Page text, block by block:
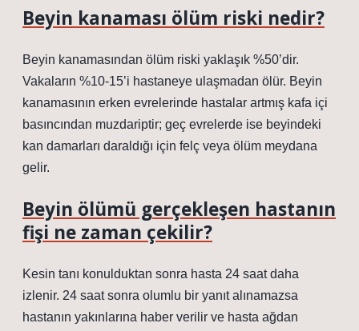
Beyin kanaması ölüm riski nedir?
Beyin kanamasından ölüm riski yaklaşık %50’dir.
Vakaların %10-15’i hastaneye ulaşmadan ölür. Beyin
kanamasının erken evrelerinde hastalar artmış kafa içi
basıncından muzdariptir; geç evrelerde ise beyindeki
kan damarları daraldığı için felç veya ölüm meydana
gelir.
Beyin ölümü gerçekleşen hastanın
fişi ne zaman çekilir?
Kesin tanı konulduktan sonra hasta 24 saat daha
izlenir. 24 saat sonra olumlu bir yanıt alınamazsa
hastanın yakınlarına haber verilir ve hasta ağdan